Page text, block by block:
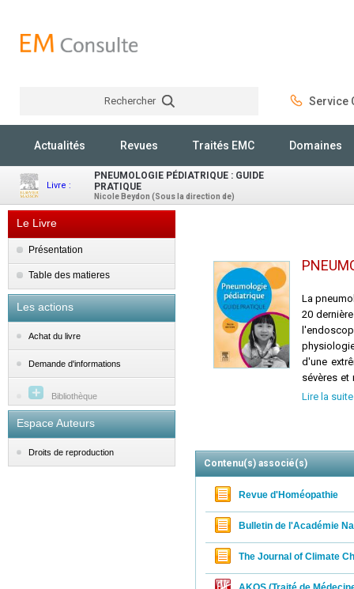
Rechercher Service
Actualités Revues Traités EMC Domaines
Livre :
PNEUMOLOGIE PÉDIATRIQUE : GUIDE
PRATIQUE
Nicole Beydon (Sous la direction de)
Le Livre
Présentation
Table des matieres
Les actions
Achat du livre
Demande d'informations
Bibliothèque
Espace Auteurs
Droits de reproduction
La
20
d'une
sévères
des
champ
que des
l'
Lire la suite
Contenu(s) associé(s)
Revue d'Homéopathie
Bulletin de l'Académie
The Journal of Climate